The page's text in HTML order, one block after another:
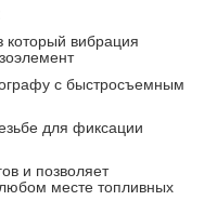
который вибрация
с быстросъемным
для фиксации
и позволяет
месте топливных